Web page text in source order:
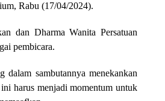
Rabu (17/04/2024).
dan Dharma Wanita Persatuan
pembicara.
sambutannya menekankan
harus menjadi momentum untuk